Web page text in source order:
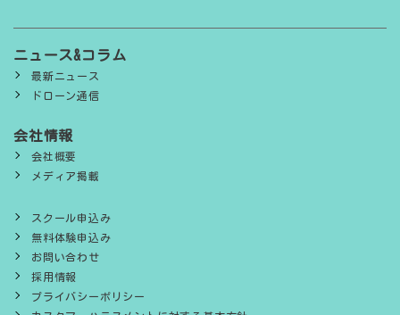
ニュース&コラム
最新ニュース
ドローン通信
会社情報
会社概要
メディア掲載
スクール申込み
無料体験申込み
お問い合わせ
採用情報
プライバシーポリシー